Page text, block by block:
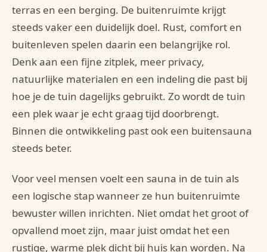
terras en een berging. De buitenruimte krijgt
steeds vaker een duidelijk doel. Rust, comfort en
buitenleven spelen daarin een belangrijke rol.
Denk aan een fijne zitplek, meer privacy,
natuurlijke materialen en een indeling die past bij
hoe je de tuin dagelijks gebruikt. Zo wordt de tuin
een plek waar je echt graag tijd doorbrengt.
Binnen die ontwikkeling past ook een buitensauna
steeds beter.
Voor veel mensen voelt een sauna in de tuin als
een logische stap wanneer ze hun buitenruimte
bewuster willen inrichten. Niet omdat het groot of
opvallend moet zijn, maar juist omdat het een
rustige, warme plek dicht bij huis kan worden. Na